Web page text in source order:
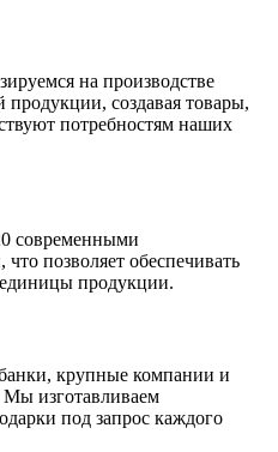
на производстве
продукции, создавая товары,
потребностям наших
современными
позволяет обеспечивать
единицы продукции.
крупные компании и
Мы изготавливаем
под запрос каждого